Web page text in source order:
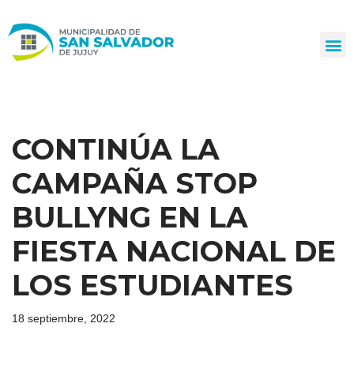
al
CONTINÚA LA
CAMPAÑA STOP
BULLYNG EN LA
FIESTA NACIONAL DE
LOS ESTUDIANTES
18 septiembre, 2022